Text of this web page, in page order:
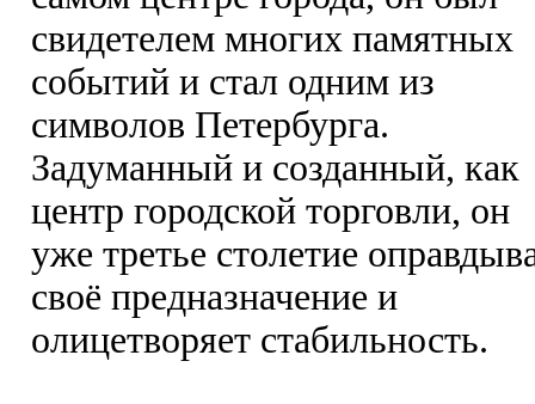
свидетелем многих памятных
событий и стал одним из
символов Петербурга.
Задуманный и созданный, как
центр городской торговли, он
уже третье столетие
своё предназначение и
олицетворяет стабильность.